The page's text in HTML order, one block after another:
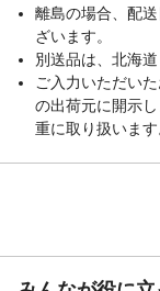
離島の場合、配
ざいます。
別送品は、北海
ご入力いただい
の出荷元に開示
重に取り扱います